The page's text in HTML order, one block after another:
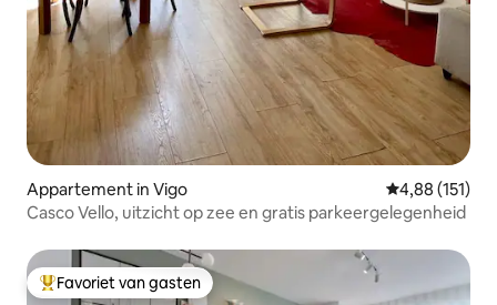
Appartement in Vigo Gemiddelde
4,88 (151)
Casco Vello, uitzicht op zee en gratis parkeergelegenheid
Topfavoriet van gasten
Favoriet van gasten